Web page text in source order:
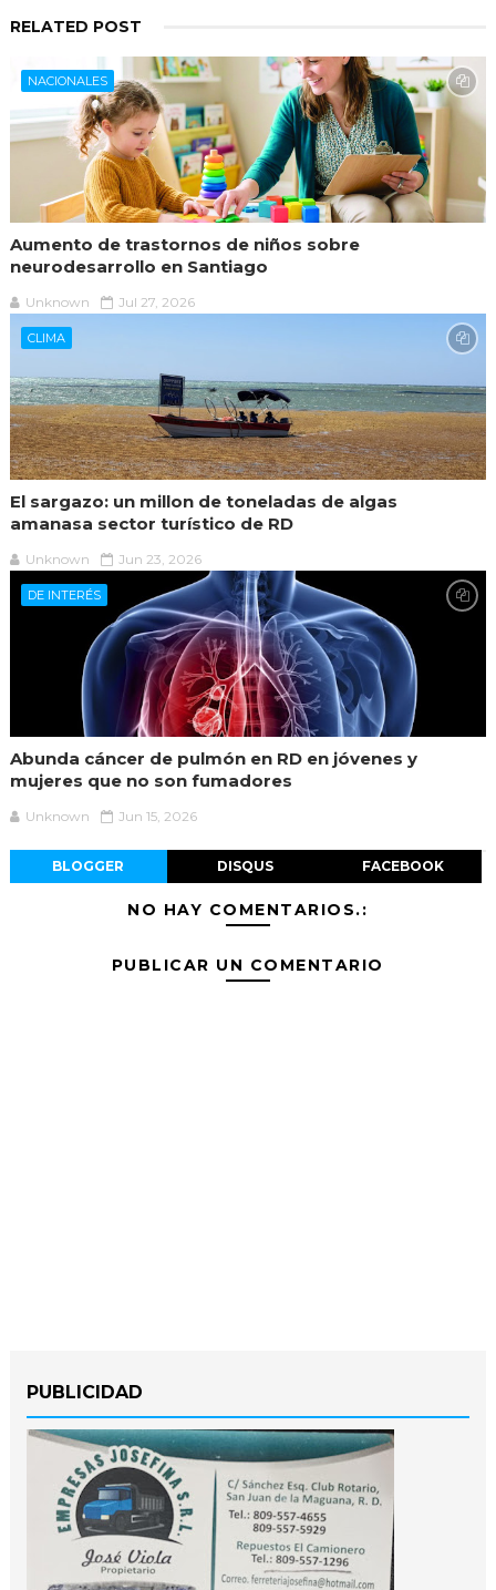
RELATED POST
NACIONALES
Aumento de trastornos de niños sobre
neurodesarrollo en Santiago
Unknown Jul 27, 2026
CLIMA
El sargazo: un millon de toneladas de algas
amanasa sector turístico de RD
Unknown Jun 23, 2026
DE INTERÉS
Abunda cáncer de pulmón en RD en jóvenes y
mujeres que no son fumadores
Unknown Jun 15, 2026
BLOGGER DISQUS FACEBOOK
NO HAY COMENTARIOS.:
PUBLICAR UN COMENTARIO
PUBLICIDAD